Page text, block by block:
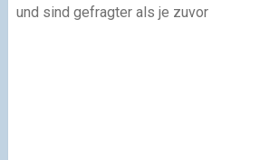
und sind gefragter als je zuvor